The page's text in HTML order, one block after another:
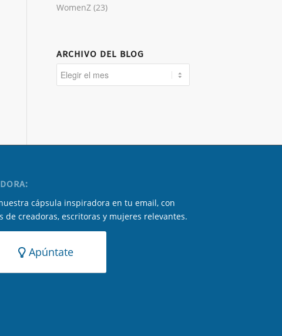
WomenZ(23)
ARCHIVO DEL BLOG
cápsula inspiradora en tu email, con
de creadoras, escritoras y mujeres relevantes.
Apúntate